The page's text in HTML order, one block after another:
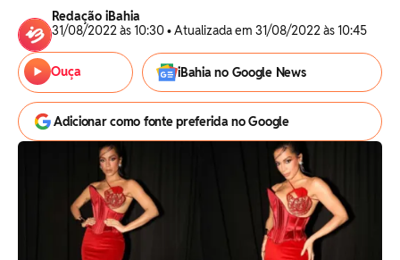
Redação iBahia
31/08/2022 às 10:30 • Atualizada em 31/08/2022 às 10:45
Ouça iBahia no Google News
Adicionar como fonte preferida no Google